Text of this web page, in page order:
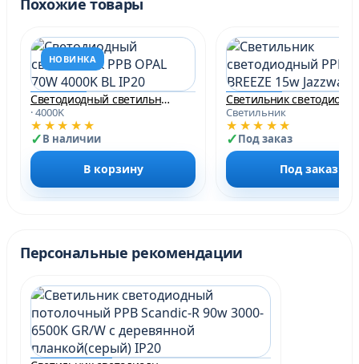
Похожие товары
НОВИНКА
Светодиодный светильник PPB OPAL 70W 4000K BL IP20
· 4000K
★★★★★
В наличии
В корзину
Светильник
★★★★★
Под заказ
Под заказ
Персональные рекомендации